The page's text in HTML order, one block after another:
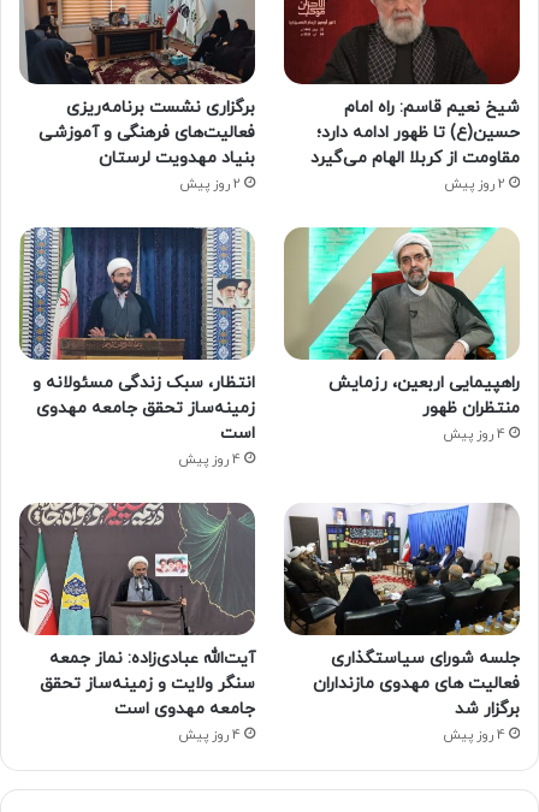
شیخ نعیم قاسم: راه امام
حسین(ع) تا ظهور ادامه دارد؛
مقاومت از کربلا الهام می‌گیرد
2 روز پیش
برگزاری نشست برنامه‌ریزی
فعالیت‌های فرهنگی و آموزشی
بنیاد مهدویت لرستان
2 روز پیش
راهپیمایی اربعین، رزمایش
منتظران ظهور
4 روز پیش
انتظار، سبک زندگی مسئولانه و
زمینه‌ساز تحقق جامعه مهدوی
است
4 روز پیش
جلسه شورای سیاستگذاری
فعالیت های مهدوی مازنداران
برگزار شد
4 روز پیش
آیت‌الله عبادی‌زاده: نماز جمعه
سنگر ولایت و زمینه‌ساز تحقق
جامعه مهدوی است
4 روز پیش